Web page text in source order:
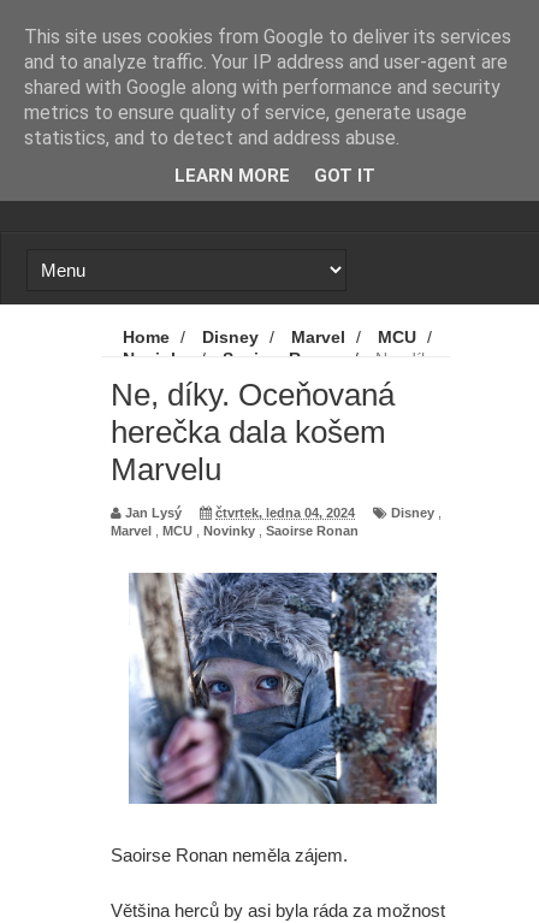
Loading...
Home / Disney / Marvel / MCU /
Novinky
/ Saoirse Ronan /
Ne, díky.
Oceňovaná herečka dala košem Marvelu
Ne, díky. Oceňovaná
herečka dala košem
Marvelu
Jan Lysý čtvrtek, ledna 04, 2024 Disney
Marvel
MCU Novinky Saoirse Ronan
Saoirse Ronan neměla zájem.
Většina herců by asi byla ráda za možnost
This site uses cookies from Google to deliver its services
and to analyze traffic. Your IP address and user-agent are
shared with Google along with performance and security
metrics to ensure quality of service, generate usage
statistics, and to detect and address abuse.
LEARN MORE GOT IT